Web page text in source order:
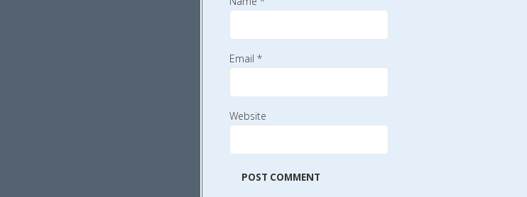
Email *
Website